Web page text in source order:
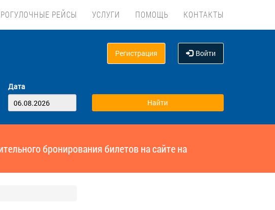
РЕЙСЫ УСЛУГИ ПОМОЩЬ КОНТАКТЫ
Регистрация Войти
Дата
бронирования билетов на сайте на